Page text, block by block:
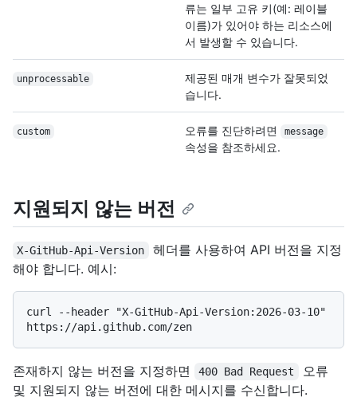
류는 일부 고유 키(예: 레이블
이름)가 있어야 하는 리소스에
서 발생할 수 있습니다.
unprocessable
제공된 매개 변수가 잘못되었
습니다.
custom 오류를 진단하려면 message
속성을 참조하세요.
지원되지 않는 버전
X-GitHub-Api-Version
헤더를 사용하여 API 버전을 지정
해야 합니다. 예시:
curl --header "X-GitHub-Api-Version:2026-03-10"
존재하지 않는 버전을 지정하면 400 Bad Request
오류
및 지원되지 않는 버전에 대한 메시지를 수신합니다.